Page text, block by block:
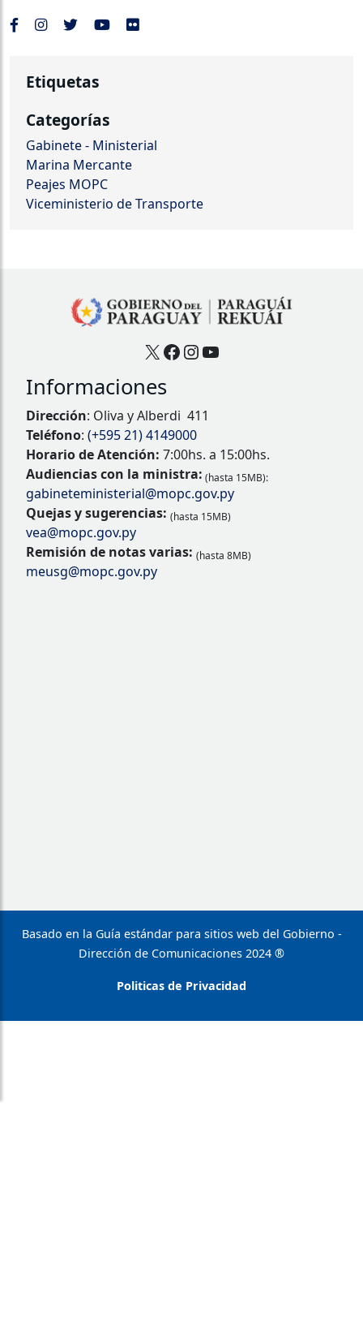
Etiquetas
Categorías
Gabinete - Ministerial
Marina Mercante
Peajes MOPC
Viceministerio de Transporte
X Facebook
Instagram
YouTube
Informaciones
Dirección: Oliva y Alberdi 411
Teléfono: (+595 21) 4149000
Horario de Atención: 7:00hs. a 15:00hs.
Audiencias con la ministra: (hasta 15MB):
gabineteministerial@mopc.gov.py
Quejas y sugerencias: (hasta 15MB)
vea@mopc.gov.py
Remisión de notas varias: (hasta 8MB)
meusg@mopc.gov.py
Basado en la Guía estándar para sitios web del Gobierno -
Dirección de Comunicaciones 2024 ®
Politicas de Privacidad